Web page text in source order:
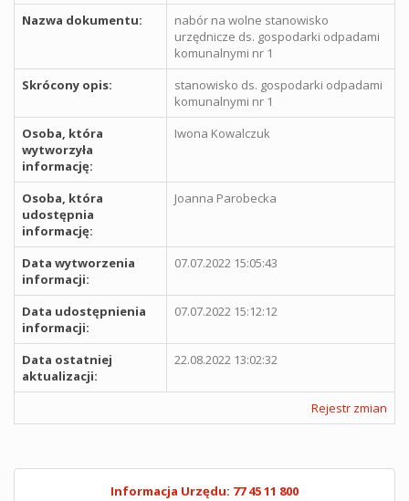
Nazwa dokumentu:
nabór na wolne stanowisko
urzędnicze ds. gospodarki odpadami
komunalnymi nr 1
Skrócony opis:
stanowisko ds. gospodarki odpadami
komunalnymi nr 1
Osoba, która
wytworzyła
informację:
Iwona Kowalczuk
Osoba, która
udostępnia
informację:
Joanna Parobecka
Data wytworzenia
informacji:
07.07.2022 15:05:43
Data udostępnienia
informacji:
07.07.2022 15:12:12
Data ostatniej
aktualizacji:
22.08.2022 13:02:32
Rejestr zmian
Informacja Urzędu: 77 45 11 800